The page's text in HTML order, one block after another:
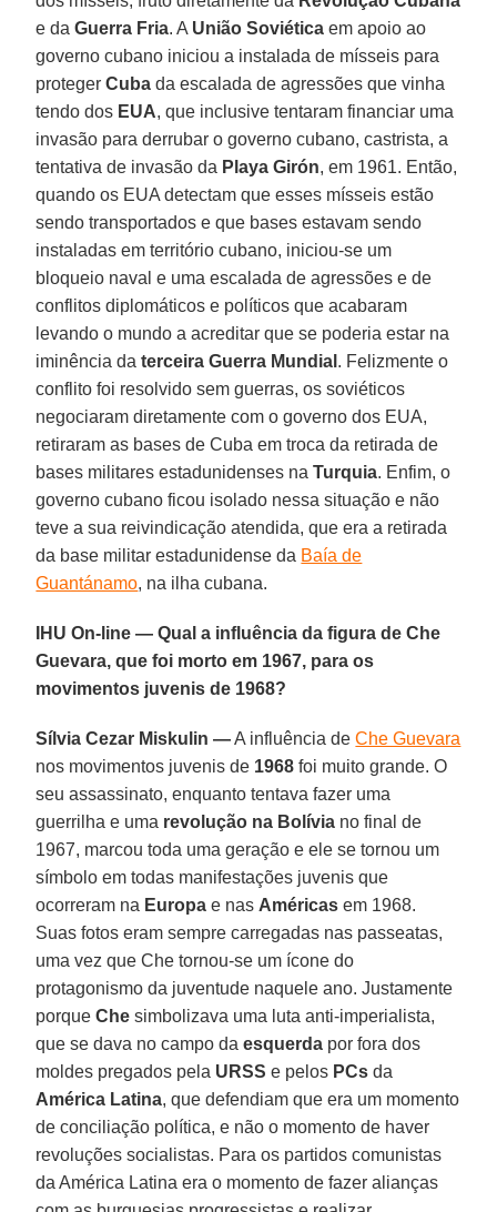
e da Guerra Fria. A União Soviética em apoio ao
governo cubano iniciou a instalada de mísseis para
protegerCuba da escalada de agressões que vinha
tendo dos EUA, que inclusive tentaram financiar uma
invasão para derrubar o governo cubano, castrista, a
tentativa de invasão da Playa Girón, em 1961. Então,
quando os EUA detectam que esses mísseis estão
sendo transportados e que bases estavam sendo
instaladas em território cubano, iniciou-se um
bloqueio naval e uma escalada de agressões e de
conflitos diplomáticos e políticos que acabaram
levando o mundo a acreditar que se poderia estar na
iminência daterceira Guerra Mundial . Felizmente o
conflito foi resolvido sem guerras, os soviéticos
negociaram diretamente com o governo dos EUA,
retiraram as bases de Cuba em troca da retirada de
bases militares estadunidenses naTurquia. Enfim, o
governo cubano ficou isolado nessa situação e não
teve a sua reivindicação atendida, que era a retirada
da base militar estadunidense da Baía de
Guantánamo, na ilha cubana.
IHU On-line — Qual a influência da figura de Che
Guevara, que foi morto em 1967, para os
movimentos juvenis de 1968?
Sílvia Cezar Miskulin —A influência deChe Guevara
nos movimentos juvenis de 1968 foi muito grande. O
seu assassinato, enquanto tentava fazer uma
guerrilha e uma revolução na Bolívia no final de
1967, marcou toda uma geração e ele se tornou um
símbolo em todas manifestações juvenis que
ocorreram na Europa e nas Américas em 1968.
Suas fotos eram sempre carregadas nas passeatas,
uma vez que Che tornou-se um ícone do
protagonismo da juventude naquele ano. Justamente
porqueChe simbolizava uma luta anti-imperialista,
que se dava no campo daesquerda por fora dos
moldes pregados pela URSS e pelos PCs da
América Latina, que defendiam que era um momento
de conciliação política, e não o momento de haver
revoluções socialistas. Para os partidos comunistas
da América Latina era o momento de fazer alianças